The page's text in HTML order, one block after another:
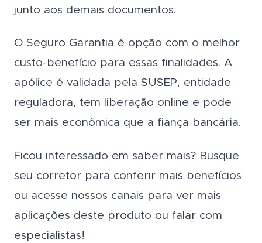
junto aos demais documentos.
O Seguro Garantia é opção com o melhor
custo-benefício para essas finalidades. A
apólice é validada pela SUSEP, entidade
reguladora, tem liberação online e pode
ser mais econômica que a fiança bancária.
Ficou interessado em saber mais? Busque
seu corretor para conferir mais benefícios
ou acesse nossos canais para ver mais
aplicações deste produto ou falar com
especialistas!